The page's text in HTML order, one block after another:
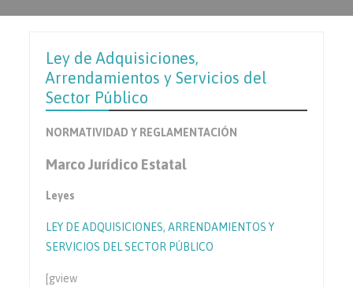
Ley de Adquisiciones,
Arrendamientos y Servicios del
Sector Público
NORMATIVIDAD Y REGLAMENTACIÓN
Marco Jurídico Estatal
Leyes
LEY DE ADQUISICIONES, ARRENDAMIENTOS Y
SERVICIOS DEL SECTOR PÚBLICO
[gview